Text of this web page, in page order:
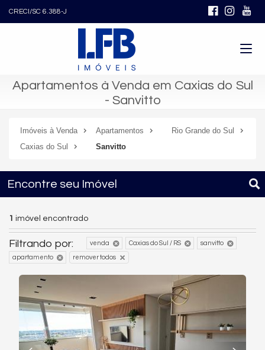
CRECI/SC 6.388-J
Apartamentos à Venda em Caxias do Sul
- Sanvitto
Imóveis à Venda Apartamentos
Rio Grande do Sul
Caxias do Sul
Sanvitto
Encontre seu Imóvel
1 imóvel encontrado
Filtrando por: venda Caxias do Sul / RS sanvitto
apartamento remover todos